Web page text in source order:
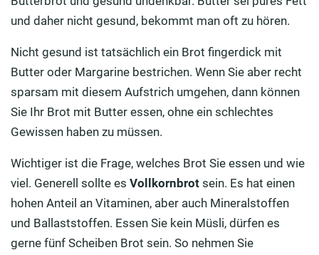
und daher nicht gesund, bekommt man oft zu hören.
Nicht gesund ist tatsächlich ein Brot fingerdick mit
Butter oder Margarine bestrichen. Wenn Sie aber recht
sparsam mit diesem Aufstrich umgehen, dann können
Sie Ihr Brot mit Butter essen, ohne ein schlechtes
Gewissen haben zu müssen.
Wichtiger ist die Frage, welches Brot Sie essen und wie
viel. Generell sollte es Vollkornbrot sein. Es hat einen
hohen Anteil an Vitaminen, aber auch Mineralstoffen
und Ballaststoffen. Essen Sie kein Müsli, dürfen es
gerne fünf Scheiben Brot sein. So nehmen Sie